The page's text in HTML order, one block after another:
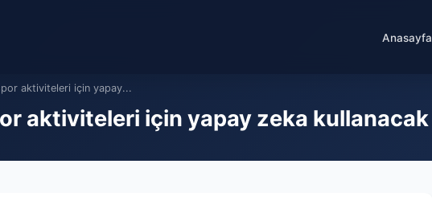
Anasayfa
aktiviteleri için yapay...
aktiviteleri için yapay zeka kullanacak